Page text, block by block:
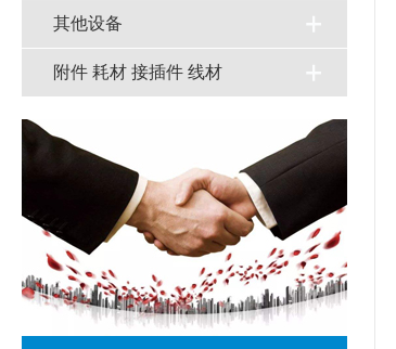
其他设备
附件 耗材 接插件 线材